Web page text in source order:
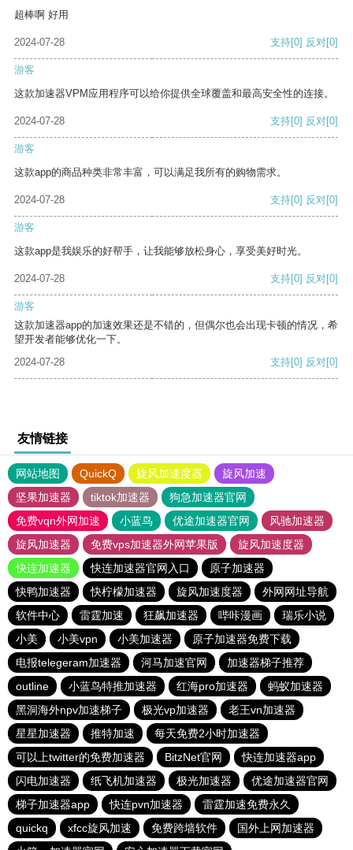
超棒啊 好用
2024-07-28 支持[0] 反对[0]
游客
这款加速器VPM应用程序可以给你提供全球覆盖和最高安全性的连接。
2024-07-28 支持[0] 反对[0]
游客
这款app的商品种类非常丰富，可以满足我所有的购物需求。
2024-07-28 支持[0] 反对[0]
游客
这款app是我娱乐的好帮手，让我能够放松身心，享受美好时光。
2024-07-28 支持[0] 反对[0]
游客
这款加速器app的加速效果还是不错的，但偶尔也会出现卡顿的情况，希
望开发者能够优化一下。
2024-07-28
支持[0] 反对[0]
友情链接
网站地图 QuickQ 旋风加速度器
旋风加速
坚果加速器
tiktok加速器
狗急加速器官网
免费vqn外网加速
小蓝鸟 优途加速器官网
风驰加速器
旋风加速器
免费vps加速器外网苹果版
旋风加速度器
快连加速器
快连加速器官网入口
原子加速器
快鸭加速器
快柠檬加速器 旋风加速度器
外网网址导航
软件中心
雷霆加速 狂飙加速器 哔咔漫画
瑞乐小说
小美
小美vpn 小美加速器
原子加速器免费下载
电报telegeram加速器
河马加速官网
加速器梯子推荐
outline
小蓝鸟特推加速器 红海pro加速器
蚂蚁加速器
黑洞海外npv加速梯子
极光vp加速器
老王vn加速器
星星加速器
推特加速
每天免费2小时加速器
可以上twitter的免费加速器
BitzNet官网
快连加速器app
闪电加速器
纸飞机加速器 极光加速器
优途加速器官网
梯子加速器app
快连pvn加速器
雷霆加速免费永久
quickq
xfcc旋风加速 免费跨墙软件
国外上网加速器